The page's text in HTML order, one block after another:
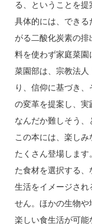
る、ということを提
具体的には、できる
がる二酸化炭素の
料を使わず家庭菜園
菜園部は、宗教法人
り、信仰に基づき
の変革を提案し、実
なんだか難しそう、
この本には、楽し
たくさん登場します
た食材を選択する
生活をイメージされ
せん。ほかの生物
楽しい食生活が可能